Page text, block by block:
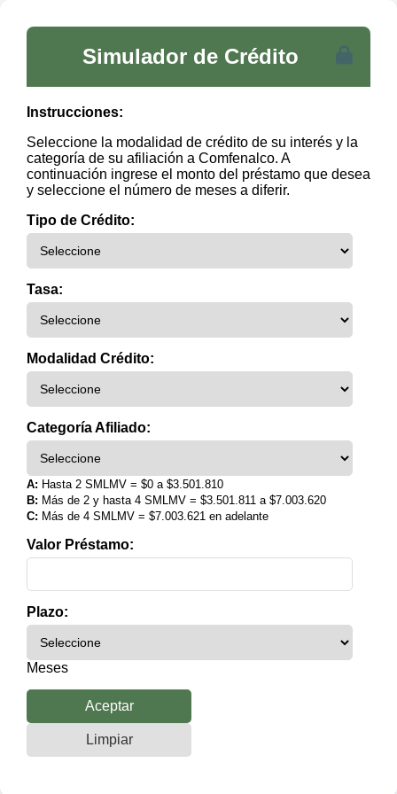
Simulador de Crédito
Instrucciones:
Seleccione la modalidad de crédito de su interés y la
categoría de su afiliación a Comfenalco. A
continuación ingrese el monto del préstamo que desea
y seleccione el número de meses a diferir.
Tipo de Crédito:
Tasa:
Modalidad Crédito:
Categoría Afiliado:
A: Hasta 2 SMLMV = $0 a $3.501.810
B: Más de 2 y hasta 4 SMLMV = $3.501.811 a $7.003.620
C: Más de 4 SMLMV = $7.003.621 en adelante
Valor Préstamo:
Plazo:
Meses